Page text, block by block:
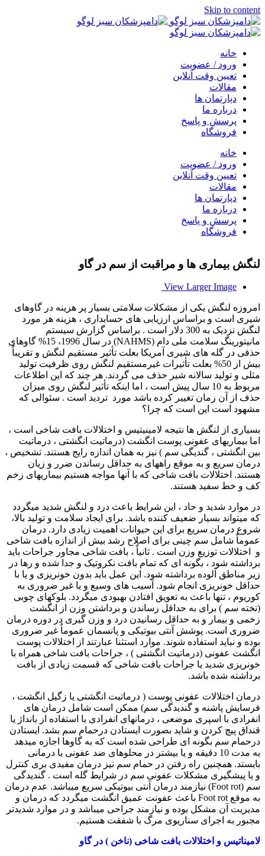
Skip to content
خانه
ورود / عضویت
تعیین وقت آنلاین
مقالات
دپارتمان ها
درباره ما
پرسش و پاسخ
فروشگاه
خانه
ورود / عضویت
تعیین وقت آنلاین
مقالات
دپارتمان ها
درباره ما
پرسش و پاسخ
فروشگاه
لنگش بیماری ها و مراقبت از سم در گاو
View Larger Image
امروزه لنگش یکی از مشکلات سلامتی بسیار پر هزینه در گاوهای
شیری است و براساس ارزیابی های حسابداری ، هزینه هر مورد
لنگش نزدیک به 300 دلار است . براساس گزارش سیستم
مانیتورینگ سلامت ملی دام (NAHMS
) در سال 1996، 15% گاوهای
حذفی در گله های شیری آمریکا بعلت تأثیر مستقیم لنگش و تقریباٌ
بیش از 50% بعلت تأثیرات غیرمستقیم لنگش روی ظرفیت تولید
مثلی و تولید سالانه شیر حذف می گردند. هر چند كه این اطلاعات
مربوط به 10 سال پیش است ، اما اینکه تأثیر لنگش روی میزان
حذف از آن زمان تغییر کرده باشد مورد تردید است . سئوالی که
مشهود است این است كه چرا؟
بسیاری از لنگش ها نتیجه لامینیتیس و اختلالات بافت شاخی است ،
اما بیماریهای عفونی پوست انگشت (درماتیت انگشتی ، درماتیت
بین انگشتی ، گندیگی سم ) نیز به همان اندازه رایج هستند. تشخیص ،
درمان سریع و به موقع راههای به حداقل رساندن ضرر و زیان
هستند. اختلالات بافت شاخی که با آنها مواجه هستیم بیماریهای زخم
کف و خط سفید هستند.
در موارد شدید و حاد ، این شرایط باعث درد و لنگش شدید میگردد
که میتواند بسیار ضعیف کننده باشد. برای ایجاد سلامت و تولید بالا،
شروع درمان سریع برای این حیوانات اهمیت زیادی دارد. درمان
عموماٌ شامل سم چینی برای اصلاح رشد بیش از اندازه بافت شاخی
و اختلالات توزیع وزن است . ثانیاٌ ، بافت شاخی مجاور جراحات باید
برداشته شود ، بگونه ای که تمام بافت نکروتیک و جدا شده و رها در
زیر مناطق آلوده برداشته شود. این عمل باید بدون خونریزی و یا با
حداقل خونریزی انجام شود. آسیب های وسیع و یا غیر ضروری به
کوریوم ، تنها باعث به تعویق افتادن بهبودی میگردد. بلوکهای چوبی
(تخته سم ) برای به حداقل رساندن و برداشتن وزن از انگشت
زخمی و بیمار و به حداقل رسانیدن درد و وزن گیری در دوره درمان
ضروری است. پوشش آنتی بیوتیکی و پانسمان عموماٌ غیر ضروری
بوده و نباید استفاده شوند. موارد استثنا عبارتند از اختلالات پوست
انگشت عفونی (درماتیت انگشتی ) ، جراحات بافت شاخی همراه با
خونریزی شدید یا جراحات بافت شاخی که قسمت زیادی از بافت
برداشته شده باشد.
درمان اختلالات عفونی پوست ( درماتیت انگشتی یا زگیل انگشت ،
فرسایش پاشنه و گندیدگی سم) ممکن است شامل درمان های
انفرادی با اسپری موضعی ، درمانهای انفرادی با استفاده از بانداژ یا
قنداق پیچ کردن و شاید بصورت ایستادن درحمام سم بشد. ایستادن
درحمام سم بگونه ای طراحی شده است که به گاوها اجازه میدهد
به مدت 10 دقیقه و یا بیشتر در محلوهای ضد عفونی یا درمانی
بایستد. همچنین راه رفتن در حمام سم نیز درمان مفیدی بری کنترل
و یا پیشگیری مشکلات عفونی سم در شرایط گله است . گندیدگی
سم (Foot rot) نیازمند درمان آنتی بیوتیکی سریع میباشد. عدم درمان
به موقعFoot rot باعث عفونت عمیق انگشت میگردد که درمان و
مدیریت آن مشکل بوده و نیازمند جراحی میباشد و در موارد شدیدتر
مجبور به اجرای سناریوی مرگ با شفقت هستیم.
لامیناتیس و اختلالات بافت شاخی (ناخن ) در گاو